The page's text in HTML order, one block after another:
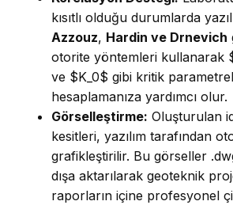
kısıtlı olduğu durumlarda
Azzouz, Hardin ve Drnevich
otorite yöntemleri kullanarak
ve $K_0$ gibi kritik
hesaplamanıza yardımcı olur.
Görselleştirme: Oluşturulan
kesitleri, yazılım tarafından
grafikleştirilir. Bu görseller
dışa aktarılarak geoteknik
raporların içine profesyonel